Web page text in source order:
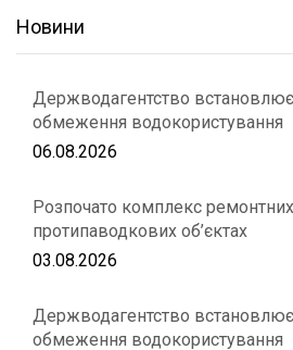
Новини
Держводагентство встановлює
обмеження водокористування
06.08.2026
Розпочато комплекс ремонтних
протипаводкових об’єктах
03.08.2026
Держводагентство встановлює
обмеження водокористування